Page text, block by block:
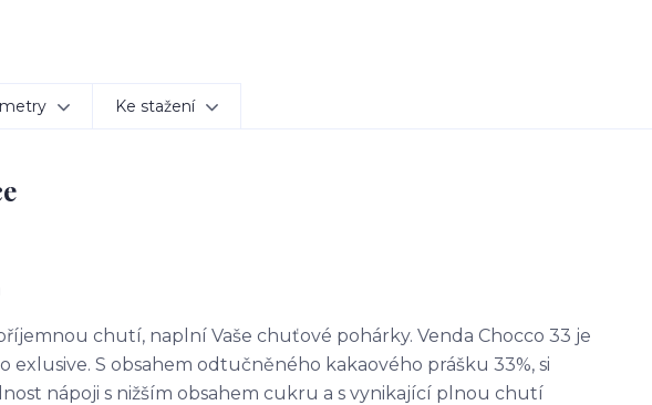
Ke stažení
chutí, naplní Vaše chuťové pohárky. Venda Chocco 33 je
S obsahem odtučněného kakaového prášku 33%, si
nápoji s nižším obsahem cukru a s vynikající plnou chutí